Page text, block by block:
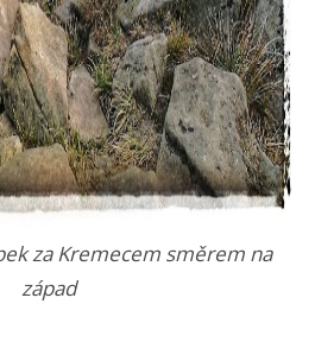
za Kremecem směrem na
západ